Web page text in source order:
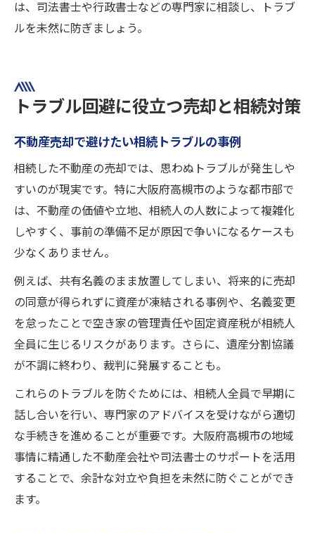
は、司法書士や行政書士などの専門家に相談し、トラブ
ルを未然に防ぎましょう。
トラブル回避に役立つ売却と相続対策
不動産売却で避けたい相続トラブルの事例
相続した不動産の売却では、思わぬトラブルが発生しや
すいのが現実です。特に大阪府高槻市のような都市部で
は、不動産の価値や立地、相続人の人数によって複雑化
しやすく、事前の準備不足が原因で争いになるケースも
少なくありません。
例えば、共有名義のまま放置してしまい、将来的に売却
の同意が得られずに資産が凍結される事例や、名義変更
を怠ったことで空き家の管理責任や固定資産税が相続人
全員に生じるリスクがあります。さらに、遺産分割協議
が不調に終わり、裁判に発展することも。
これらのトラブルを防ぐためには、相続人全員で早期に
話し合いを行い、専門家のアドバイスを受けながら適切
な手続きを進めることが重要です。大阪府高槻市の地域
事情に精通した不動産会社や司法書士のサポートを活用
することで、余計な対立や負担を未然に防ぐことができ
ます。